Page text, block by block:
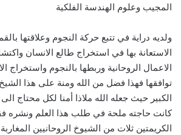
المجيب وعلوم الهندسة الفلكية
ولديه دراية في تتبع حركة النجوم وعلاقتها
الاستعانة بها في استخراج طالع الانسان
الاعمال الروحانية وربطها بالنجوم واستخراج
توافقها فهذا فضل من الله ومنة على هذا
الكبير حيث جعله الله ملاذا أمنا لكل محتاج
كانت حاجته ملحة في طلب هذا العلم ونشره
الكريمتين ثلات من الشيوخ الروحانيين